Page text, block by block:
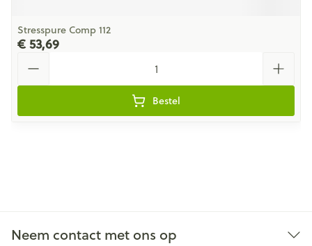
Stresspure Comp 112
€ 53,69
Bestel
Neem contact met ons op